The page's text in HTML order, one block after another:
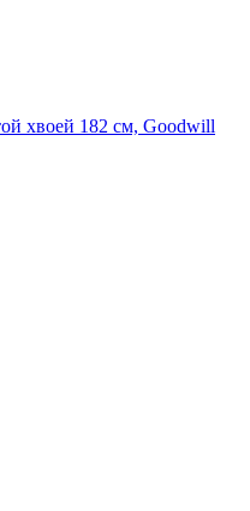
хвоей 182 см, Goodwill